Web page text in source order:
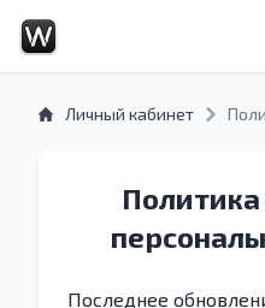
Личный кабинет
Последнее